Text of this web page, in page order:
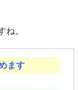
ね。
ます